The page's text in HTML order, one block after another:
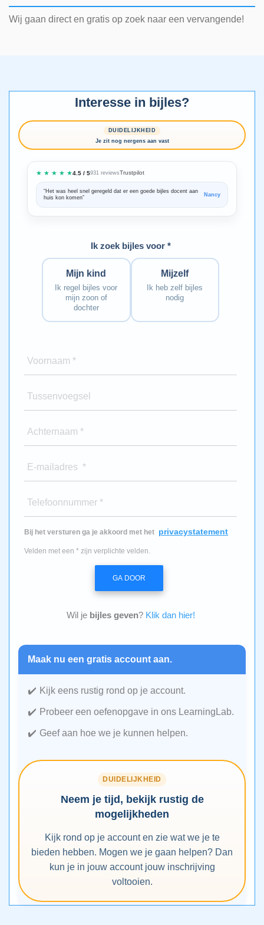
Wij gaan direct en gratis op zoek naar een vervangende!
Interesse in bijles?
DUIDELIJKHEID
Je zit nog nergens aan vast
★ ★ ★ ★ ★4.5 / 5931 reviewsTrustpilot
“Het was heel snel geregeld dat er een goede bijles docent aan
huis kon komen”
Nancy
Ik zoek bijles voor *
Mijn kind
Ik regel bijles voor
mijn zoon of
dochter
Mijzelf
Ik heb zelf bijles
nodig
Voornaam *
Tussenvoegsel
Achternaam *
E-mailadres *
Telefoonnummer *
Bij het versturen ga je akkoord met het privacystatement
Velden met een * zijn verplichte velden.
GA DOOR
Wil je bijles geven? Klik dan hier!
Maak nu een gratis account aan.
Kijk eens rustig rond op je account.
Probeer een oefenopgave in ons LearningLab.
Geef aan hoe we je kunnen helpen.
DUIDELIJKHEID
Neem je tijd, bekijk rustig de
mogelijkheden
Kijk rond op je account en zie wat we je te
bieden hebben. Mogen we je gaan helpen? Dan
kun je in jouw account jouw inschrijving
voltooien.